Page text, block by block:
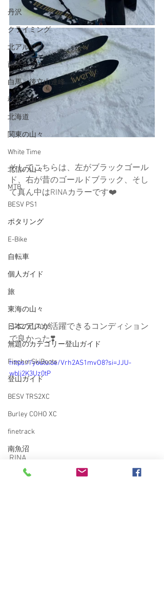
丹沢
クライミング
北アルプス
南アルプス
白馬・後立山連峰
秩父の山々
北海道
関東の山々
White Time
北信の山々
MTB
BESV PS1
ポタリング
E-Bike
自転車
個人ガイド
旅
東海の山々
日本の山1000
無題のカテゴリー登山ガイド
FischerSkiBoots
登山ガイド
BESV TRS2XC
Burley COHO XC
finetrack
南魚沼
そしてこちらは、左がブラックゴール
ド、右が昔のゴールドブラック、そし
て真ん中はRINAカラーです❤️
ジニアスが活躍できるコンディション
で良かった❣️
https://youtu.be/Vrh2AS1mvO8?si=JJU-
wblj2K3Uz0tP
RINA
arcteryx contourskins
バックカントリー